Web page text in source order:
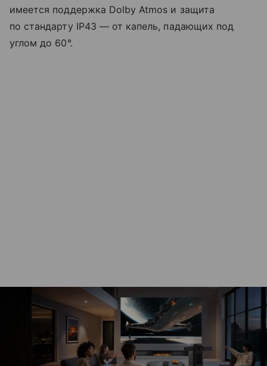
имеется поддержка Dolby Atmos и защита
по стандарту IP43 — от капель, падающих под
углом до 60°.